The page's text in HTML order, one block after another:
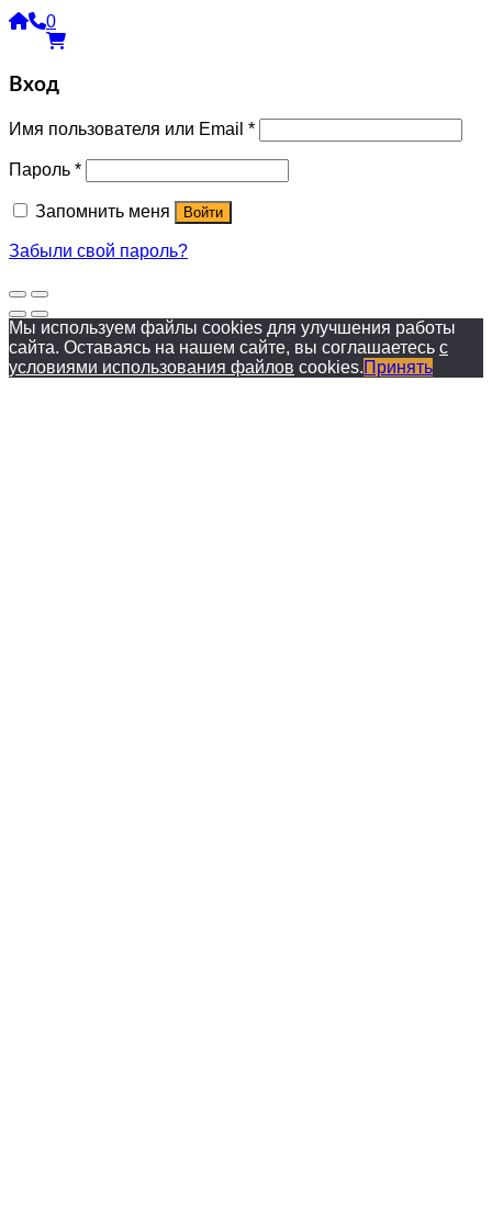
0
Вход
Имя пользователя или Email *
Пароль *
Запомнить меня Войти
Забыли свой пароль?
Мы используем файлы cookies для улучшения работы
сайта. Оставаясь на нашем сайте, вы соглашаетесь с
условиями использования файлов cookies.Принять